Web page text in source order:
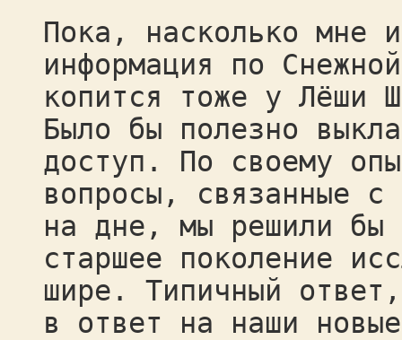
Пока, насколько мне
информация по
копится тоже у Лёши
Было бы полезно
доступ. По своему
вопросы, связанные с
на дне, мы решили бы
старшее поколение
шире. Типичный
в ответ на наши